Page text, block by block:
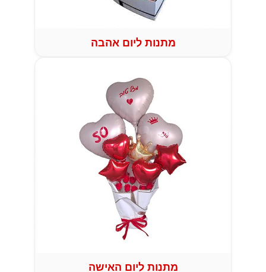
מתנות ליום אהבה
מתנות ליום האישה